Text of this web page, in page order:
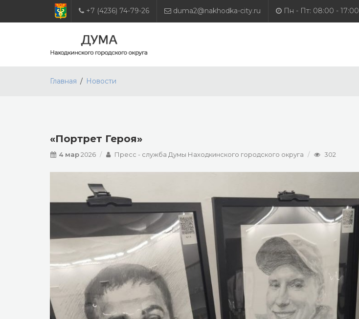
+7 (4236) 74-79-26 duma2@nakhodka-city.ru Пн - Пт: 08:00 - 17:00
Главная Новости
«Портрет Героя»
4 мар2026 Пресс - служба Думы Находкинского городского округа 302